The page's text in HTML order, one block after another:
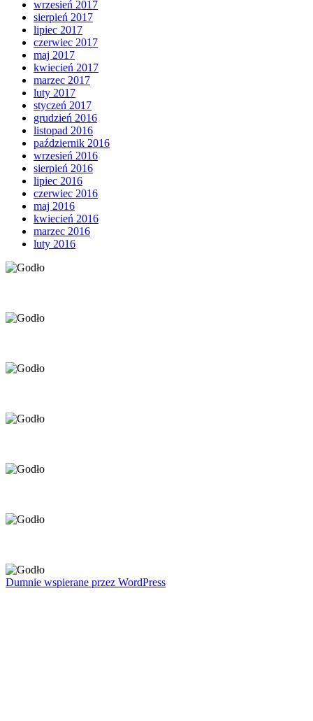
wrzesień 2017
sierpień 2017
lipiec 2017
czerwiec 2017
maj 2017
kwiecień 2017
marzec 2017
luty 2017
styczeń 2017
grudzień 2016
listopad 2016
październik 2016
wrzesień 2016
sierpień 2016
lipiec 2016
czerwiec 2016
maj 2016
kwiecień 2016
marzec 2016
luty 2016
Dumnie wspierane przez WordPress